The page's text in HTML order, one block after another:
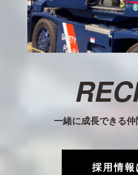
一緒に成長できる
採用情報